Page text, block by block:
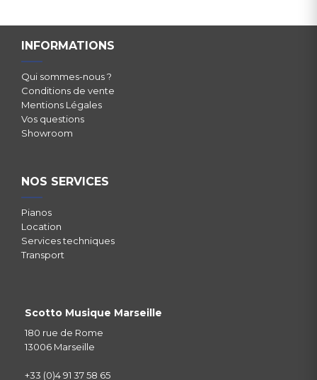
INFORMATIONS
Qui sommes-nous ?
Conditions de vente
Mentions Légales
Vos questions
Showroom
NOS SERVICES
Pianos
Location
Services techniques
Transport
Scotto Musique Marseille
180 rue de Rome
13006 Marseille
+33 (0)4 91 37 58 65